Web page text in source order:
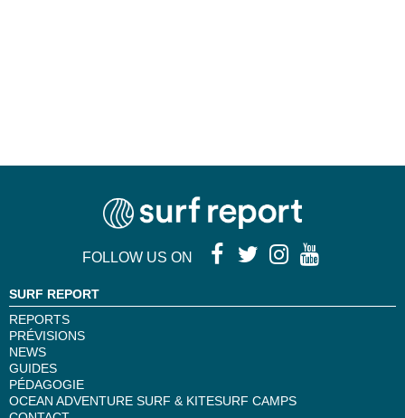
FOLLOW US ON
SURF REPORT
REPORTS
PRÉVISIONS
NEWS
GUIDES
PÉDAGOGIE
OCEAN ADVENTURE SURF & KITESURF CAMPS